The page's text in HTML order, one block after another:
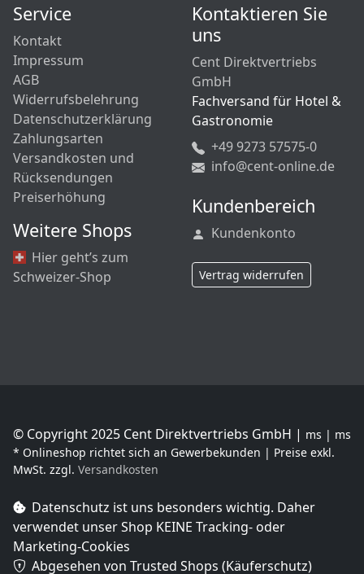
Service
Kontakt
Impressum
AGB
Widerrufsbelehrung
Datenschutzerklärung
Zahlungsarten
Versandkosten und
Rücksendungen
Preiserhöhung
Weitere Shops
Hier geht’s zum
Schweizer-Shop
Kontaktieren Sie
uns
Cent Direktvertriebs
GmbH
Fachversand für Hotel &
Gastronomie
+49 9273 57575-0
info@cent-online.de
Kundenbereich
Kundenkonto
Vertrag widerrufen
© Copyright 2025 Cent Direktvertriebs GmbH | ms | ms
* Onlineshop richtet sich an Gewerbekunden | Preise exkl.
MwSt. zzgl. Versandkosten
Datenschutz ist uns besonders wichtig. Daher
verwendet unser Shop KEINE Tracking- oder
Marketing-Cookies
Abgesehen von Trusted Shops (Käuferschutz)